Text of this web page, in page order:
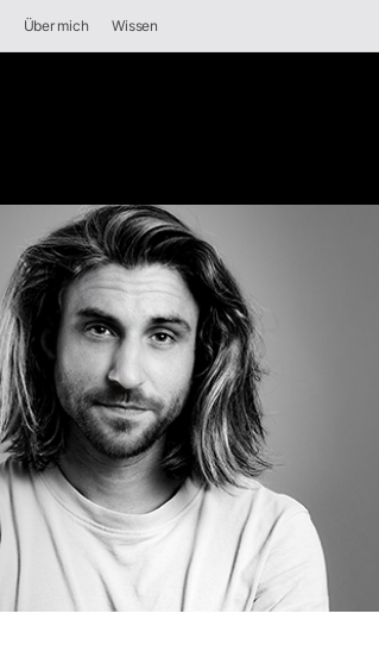
Über mich Wissen